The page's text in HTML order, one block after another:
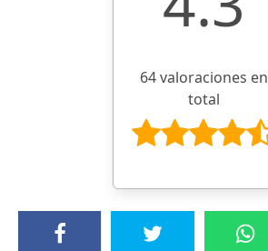
64 valoraciones en
total